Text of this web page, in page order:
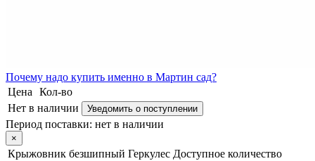
Почему надо купить именно в Мартин сад?
Цена
Кол-во
Нет в наличии
Уведомить о поступлении
Период поставки: нет в наличии
×
Крыжовник безшипный Геркулес Доступное количество